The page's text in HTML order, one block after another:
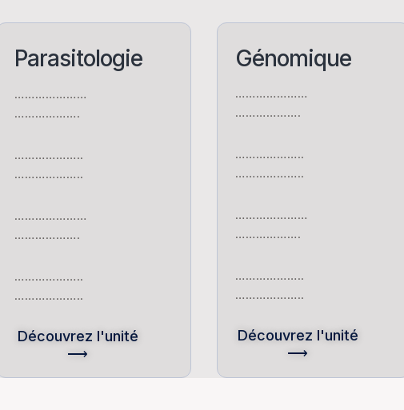
Parasitologie
…………………
……………….
………………..
………………..
…………………
……………….
………………..
………………..
Découvrez l'unité
⟶
Génomique
…………………
……………….
………………..
………………..
…………………
……………….
………………..
………………..
Découvrez l'unité
⟶